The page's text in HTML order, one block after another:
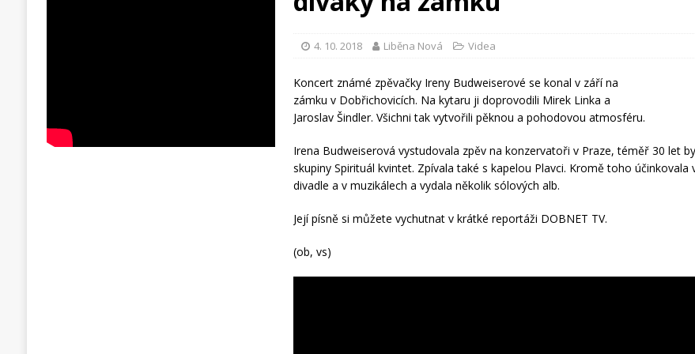
4. 10. 2018 Liběna Nová Videa
Koncert známé zpěvačky Ireny Budweiserové se konal v září na
zámku v Dobřichovicích. Na kytaru ji doprovodili Mirek Linka a
Jaroslav Šindler. Všichni tak vytvořili pěknou a pohodovou atmosféru.
Irena Budweiserová vystudovala zpěv na konzervatoři v Praze, téměř 30 let
skupiny Spirituál kvintet. Zpívala také s kapelou Plavci. Kromě toho účinkovala
divadle a v muzikálech a vydala několik sólových alb.
Její písně si můžete vychutnat v krátké reportáži DOBNET TV.
(ob, vs)